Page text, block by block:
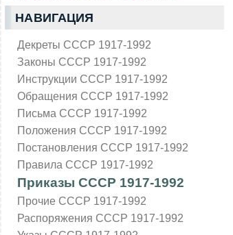
НАВИГАЦИЯ
Декреты СССР 1917-1992
Законы СССР 1917-1992
Инструкции СССР 1917-1992
Обращения СССР 1917-1992
Письма СССР 1917-1992
Положения СССР 1917-1992
Постановления СССР 1917-1992
Правила СССР 1917-1992
Приказы СССР 1917-1992
Прочие СССР 1917-1992
Распоряжения СССР 1917-1992